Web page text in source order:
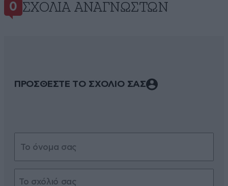
0 ΣΧΌΛΙΑ ΑΝΑΓΝΩΣΤΏΝ
ΠΡΟΣΘΕΣΤΕ ΤΟ ΣΧΟΛΙΟ ΣΑΣ